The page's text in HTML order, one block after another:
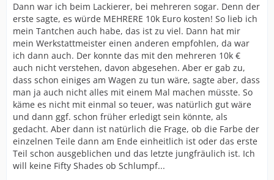
Dann war ich beim Lackierer, bei mehreren sogar. Denn der
erste sagte, es würde MEHRERE 10k Euro kosten! So lieb ich
mein Tantchen auch habe, das ist zu viel. Dann hat mir
mein Werkstattmeister einen anderen empfohlen, da war
ich dann auch. Der konnte das mit den mehreren 10k €
auch nicht verstehen, davon abgesehen. Aber er gab zu,
dass schon einiges am Wagen zu tun wäre, sagte aber, dass
man ja auch nicht alles mit einem Mal machen müsste. So
käme es nicht mit einmal so teuer, was natürlich gut wäre
und dann ggf. schon früher erledigt sein könnte, als
gedacht. Aber dann ist natürlich die Frage, ob die Farbe der
einzelnen Teile dann am Ende einheitlich ist oder das erste
Teil schon ausgeblichen und das letzte jungfräulich ist. Ich
will keine Fifty Shades ob Schlumpf...